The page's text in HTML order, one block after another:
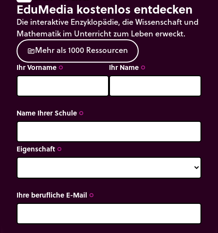
EduMedia kostenlos entdecken
Die interaktive Enzyklopädie, die Wissenschaft und
Mathematik im Unterricht zum Leben erweckt.
sourceMehrals1000 Ressourcen
Ihr Vorname trip_origin Ihr Name trip_origin
Name Ihrer Schule trip_origin
Eigenschaft trip_origin
Ihre berufliche E-Mail trip_origin